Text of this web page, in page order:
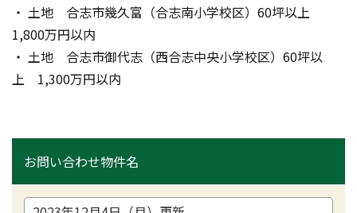
・ 土地　合志市幾久富（合志南小学校区）60坪以上
1,800万円以内
・ 土地　合志市御代志（西合志中央小学校区）60坪以
上　1,300万円以内
お問い合わせ物件名